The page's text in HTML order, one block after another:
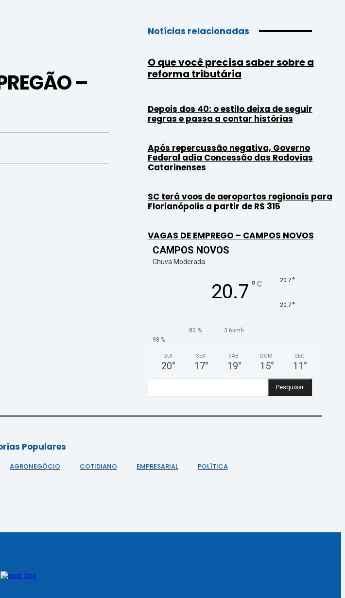
–
Notícias relacionadas
O que você precisa saber sobre a
reforma tributária
Depois dos 40: o estilo deixa de seguir
regras e passa a contar histórias
Após repercussão negativa, Governo
Federal adia Concessão das Rodovias
Catarinenses
SC terá voos de aeroportos regionais para
Florianópolis a partir de R$ 315
VAGAS DE EMPREGO – CAMPOS NOVOS
CAMPOS NOVOS
Chuva Moderada
20.7 ° C 20.7 °
20.7 °
80 %
3.6kmh
98 %
QUI
20°
SEX
17°
SÁB
19°
DOM
15°
SEG
11 °
Pesquisar
Populares
AGRONEGÓCIO COTIDIANO EMPRESARIAL POLÍTICA